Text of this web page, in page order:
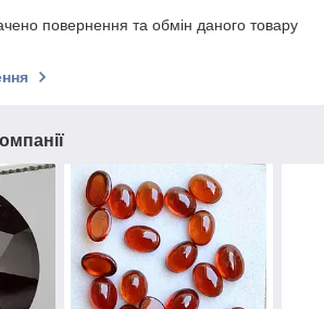
повернення та обмін даного товару